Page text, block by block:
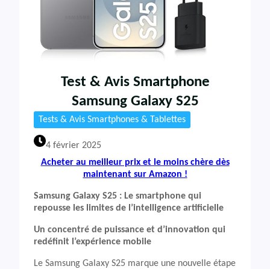
Test & Avis Smartphone
Samsung Galaxy S25
Tests & Avis Smartphones & Tablettes
4 février 2025
Acheter au meilleur prix et le moins chère dès
maintenant sur Amazon !
Samsung Galaxy S25 : Le smartphone qui
repousse les limites de l’intelligence artificielle
Un concentré de puissance et d’innovation qui
redéfinit l’expérience mobile
Le Samsung Galaxy S25 marque une nouvelle étape